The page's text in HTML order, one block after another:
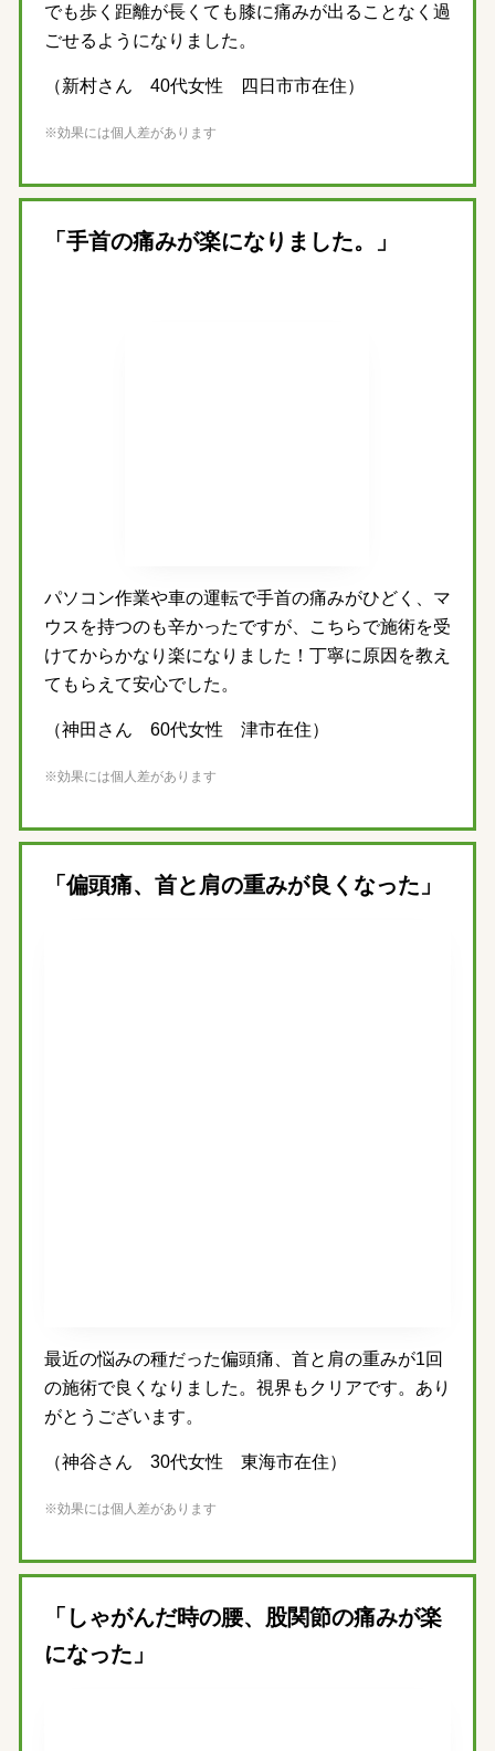
でも歩く距離が長くても膝に痛みが出ることなく過
ごせるようになりました。
（新村さん 40代女性 四日市市在住）
※効果には個人差があります
「手首の痛みが楽になりました。」
パソコン作業や車の運転で手首の痛みがひどく、マ
ウスを持つのも辛かったですが、こちらで施術を受
けてからかなり楽になりました！丁寧に原因を教え
てもらえて安心でした。
（神田さん 60代女性 津市在住）
※効果には個人差があります
「偏頭痛、首と肩の重みが良くなった」
最近の悩みの種だった偏頭痛、首と肩の重みが1回
の施術で良くなりました。視界もクリアです。あり
がとうございます。
（神谷さん 30代女性 東海市在住）
※効果には個人差があります
「しゃがんだ時の腰、股関節の痛みが楽
になった」